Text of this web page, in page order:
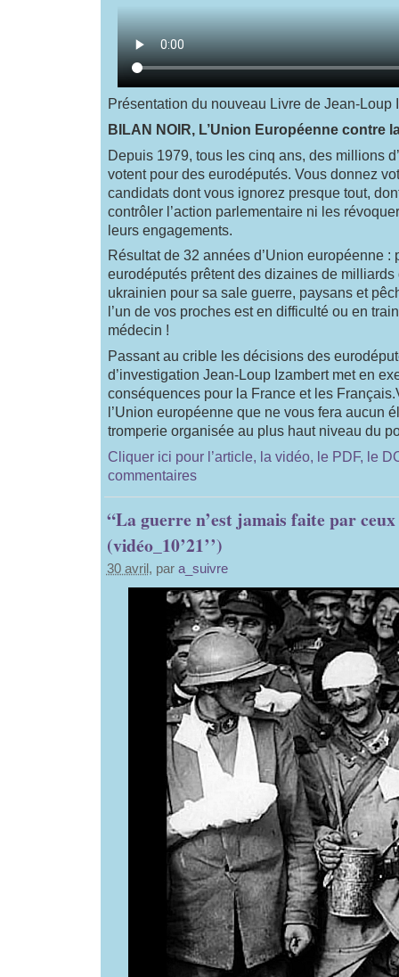
Présentation du nouveau Livre de Jean-Loup
BILAN NOIR, L’Union Européenne contre
Depuis 1979, tous les cinq ans, des millions
votent pour des eurodéputés. Vous donnez
candidats dont vous ignorez presque tout,
contrôler l’action parlementaire ni les
leurs engagements.
Résultat de 32 années d’Union européenne :
eurodéputés prêtent des dizaines de milliards
ukrainien pour sa sale guerre, paysans et
l’un de vos proches est en difficulté ou en
médecin !
Passant au crible les décisions des
d’investigation Jean-Loup Izambert met en
conséquences pour la France et les
l’Union européenne que ne vous fera aucun
tromperie organisée au plus haut niveau du
Cliquer ici pour l’article, la vidéo, le PDF, le
commentaires
“La guerre n’est jamais faite par
(vidéo_10’21’’)
30 avril , par a_suivre